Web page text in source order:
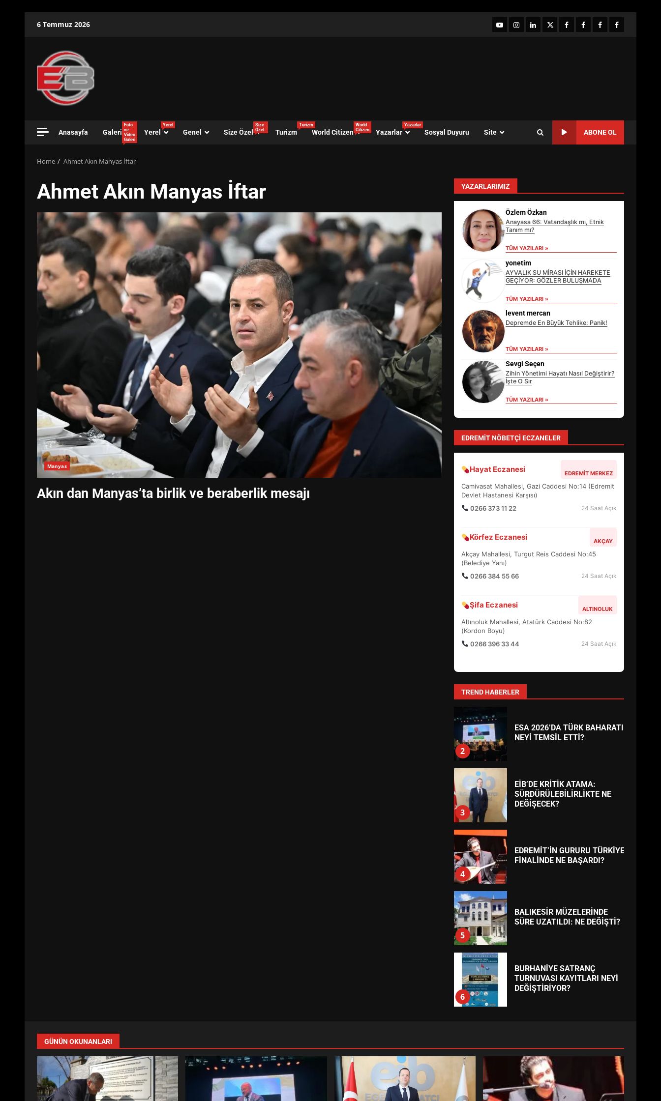
6 Temmuz 2026 YouTubeInstagram
LinkedIntwitterfacebook-Facebook-
Facebook-Facebook-
Anasayfa Galeri
Foto
ve
Video
Galeri
Yerel
Yerel
Genel Size Özel
Size
Özel
Turizm
Turizm
World Citizen
World
Citizen
Yazarlar
Yazarlar
Sosyal Duyuru Site ABONE OL
Home Ahmet Akın Manyas İftar
Ahmet Akın Manyas İftar
Manyas
Akın dan Manyas’ta birlik ve beraberlik mesajı
YAZARLARIMIZ
Özlem Özkan
Anayasa 66: Vatandaşlık mı, Etnik
Tanım mı?
TÜM YAZILARI »
yonetim
AYVALIK SU MİRASI İÇİN HAREKETE
GEÇİYOR: GÖZLER BULUŞMADA
TÜM YAZILARI »
levent mercan
Depremde En Büyük Tehlike: Panik!
TÜM YAZILARI »
Sevgi Seçen
Zihin Yönetimi Hayatı Nasıl Değiştirir?
İşte O Sır
TÜM YAZILARI »
EDREMIT NÖBETÇI ECZANELER
Hayat Eczanesi EDREMIT MERKEZ
Camivasat Mahallesi, Gazi Caddesi No:14 (Edremit
Devlet Hastanesi Karşısı)
0266 373 11 22
24 Saat Açık
Körfez Eczanesi AKÇAY
Akçay Mahallesi, Turgut Reis Caddesi No:45
(Belediye Yanı)
0266 384 55 66
24 Saat Açık
Şifa Eczanesi ALTINOLUK
Altınoluk Mahallesi, Atatürk Caddesi No:82
(Kordon Boyu)
0266 396 33 44
24 Saat Açık
TREND HABERLER
3
EİB’DE KRİTİK ATAMA:
SÜRDÜRÜLEBİLİRLİKTE NE
DEĞİŞECEK?
4
EDREMİT’İN GURURU TÜRKİYE
FİNALİNDE NE BAŞARDI?
5
BALIKESİR MÜZELERİNDE
SÜRE UZATILDI: NE DEĞİŞTİ?
6
BURHANİYE SATRANÇ
DEĞİŞTİRİYOR?
7
BURHANİYE
BELEDİYESPOR’DA YENİ
YÖNETİM NASIL ŞEKİLLENDİ?
1
HAREKETE GEÇİYOR: GÖZLER
2
ESA 2026’DA TÜRK BAHARATI
NEYİ TEMSİL ETTİ?
3
EİB’DE KRİTİK ATAMA:
SÜRDÜRÜLEBİLİRLİKTE NE
DEĞİŞECEK?
4
EDREMİT’İN GURURU TÜRKİYE
FİNALİNDE NE BAŞARDI?
5
BALIKESİR MÜZELERİNDE
SÜRE UZATILDI: NE DEĞİŞTİ?
6
BURHANİYE SATRANÇ
TURNUVASI KAYITLARI NEYİ
DEĞİŞTİRİYOR?
7
YÖNETİM NASIL ŞEKİLLENDİ?
AYVALIK SU MİRASI İÇİN
GÜNÜN OKUNANLARI